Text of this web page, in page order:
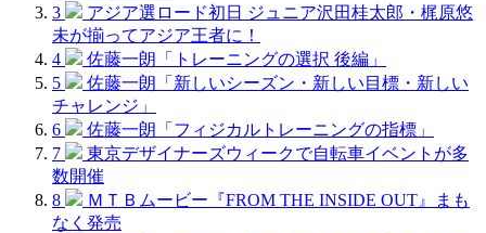
3
アジア選ロード初日 ジュニア沢田桂太郎・梶原悠
未が揃ってアジア王者に！
4
佐藤一朗「トレーニングの選択 後編」
5
佐藤一朗「新しいシーズン・新しい目標・新しい
チャレンジ」
6
佐藤一朗「フィジカルトレーニングの指標」
7
東京デザイナーズウィークで自転車イベントが多
数開催
8
ＭＴＢムービー『FROM THE INSIDE OUT』まも
なく発売